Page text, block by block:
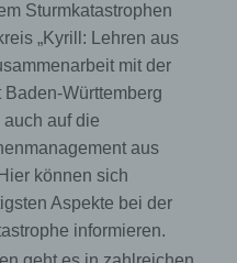
Sturmkatastrophen
„Kyrill: Lehren aus
mit der
Württemberg
auf die
aus
können sich
Aspekte bei der
informieren.
oder ohne Hilfe
ausgeführte Vorgang
im
Erfassen, die
die Speicherung,
das
die Verwendung, die
Verbreitung
Bereitstellung, den
die
oder die